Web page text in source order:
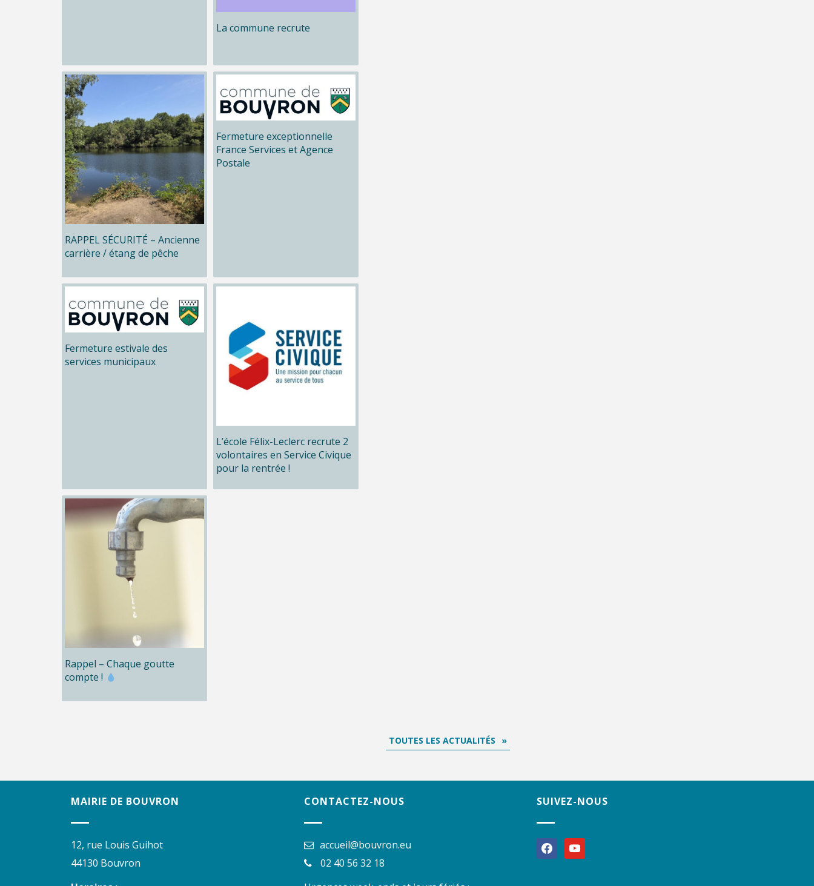
La commune recrute
RAPPEL SÉCURITÉ – Ancienne
carrière / étang de pêche
Fermeture exceptionnelle
France Services et Agence
Postale
Fermeture estivale des
services municipaux
L’école Félix-Leclerc recrute 2
volontaires en Service Civique
pour la rentrée !
Rappel – Chaque goutte
compte !
TOUTES LES ACTUALITÉS
MAIRIE DE BOUVRON
12, rue Louis Guihot
44130 Bouvron
CONTACTEZ-NOUS
accueil@bouvron.eu
02 40 56 32 18
SUIVEZ-NOUS
facebookyoutube